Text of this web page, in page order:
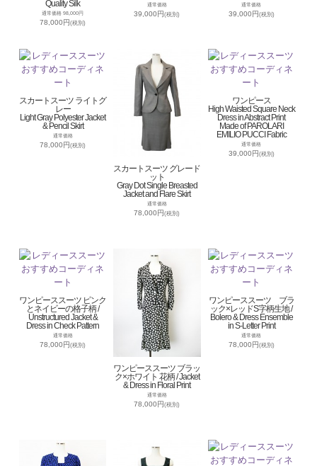
Quality Silk
通常価格 98,000円
78,000円(税別)
通常価格
39,000円(税別)
通常価格
39,000円(税別)
スカートスーツ ライトグ
レー
Light Gray Polyester Jacket
& Pencil Skirt
通常価格
78,000円(税別)
スカートスーツ グレード
ット
Gray Dot Single Breasted
Jacket and Flare Skirt
通常価格
78,000円(税別)
ワンピース
High Waisted Square Neck
Dress in Abstract Print
Made of PAROLARI
EMILIO PUCCI Fabric
通常価格
39,000円(税別)
ワンピーススーツ ピンク
とネイビーの格子柄 /
Unstructured Jacket &
Dress in Check Pattern
通常価格
78,000円(税別)
ワンピーススーツ ブラッ
ク×ホワイト 花柄 / Jacket
& Dress in Floral Print
通常価格
78,000円(税別)
ワンピーススーツ ブラ
ック×レッドS字柄生地 /
Bolero & Dress Ensemble
in S-Letter Print
通常価格
78,000円(税別)